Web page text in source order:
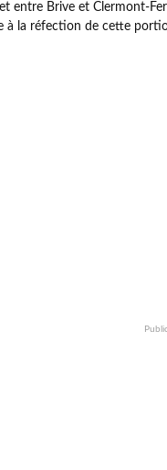
entre Brive et Clermont-
à la réfection de cette